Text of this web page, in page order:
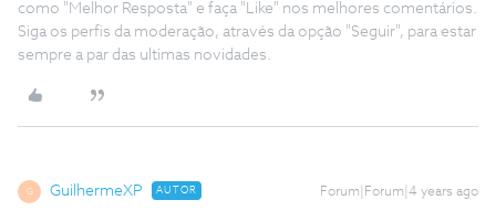
como "Melhor Resposta" e faça "Like" nos melhores comentários.
Siga os perfis da moderação, através da opção "Seguir", para estar
sempre a par das ultimas novidades.
G GuilhermeXP AUTOR Forum|Forum|4 years ago